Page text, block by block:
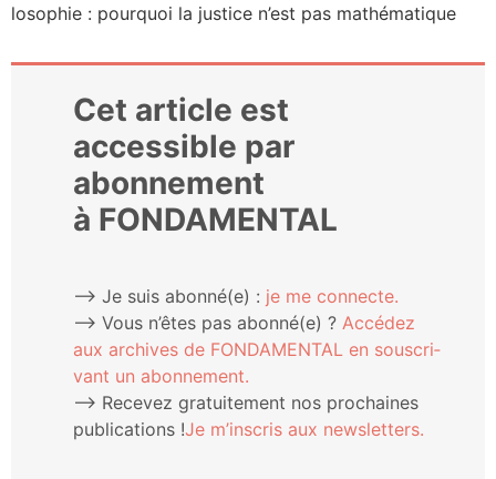
lo­so­phie : pour­quoi la jus­tice n’est pas mathématique
Cet article est
accessible par
abonnement
à FONDAMENTAL
⟶ Je suis abonné(e) : je me connecte.
⟶ Vous n’êtes pas abonné(e) ? Accé­dez
aux archives de FONDAMENTAL en sous­cri­
vant un abonnement.
⟶ Rece­vez gra­tui­te­ment nos pro­chaines
publi­ca­tions !Je m’ins­cris aux newsletters.